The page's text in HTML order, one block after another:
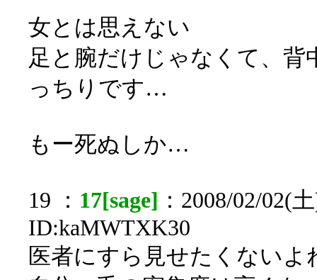
女とは思えない
足と腕だけじゃなくて、背
っちりです…
もー死ぬしか…
19 ： 17[sage] ：2008/02/02(
ID:kaMWTXK30
医者にすら見せたくないよ